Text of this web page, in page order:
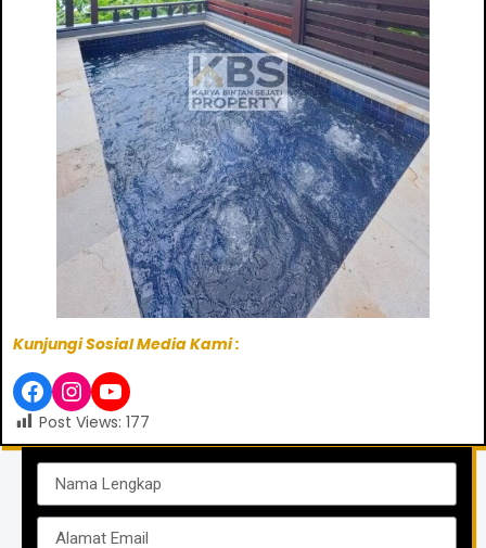
Kunjungi Sosial Media Kami :
Post Views: 177